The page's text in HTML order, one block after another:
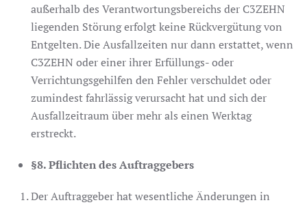
außerhalb des Verantwortungsbereichs der C3ZEHN
liegenden Störung erfolgt keine Rückvergütung von
Entgelten. Die Ausfallzeiten nur dann erstattet, wenn
C3ZEHN oder einer ihrer Erfüllungs- oder
Verrichtungsgehilfen den Fehler verschuldet oder
zumindest fahrlässig verursacht hat und sich der
Ausfallzeitraum über mehr als einen Werktag
erstreckt.
§8. Pflichten des Auftraggebers
Der Auftraggeber hat wesentliche Änderungen in